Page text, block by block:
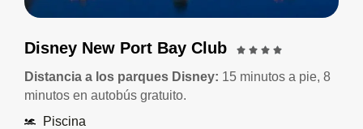
Disney New Port Bay Club
Distancia a los parques Disney: 15 minutos a pie, 8
minutos en autobús gratuito.
Piscina